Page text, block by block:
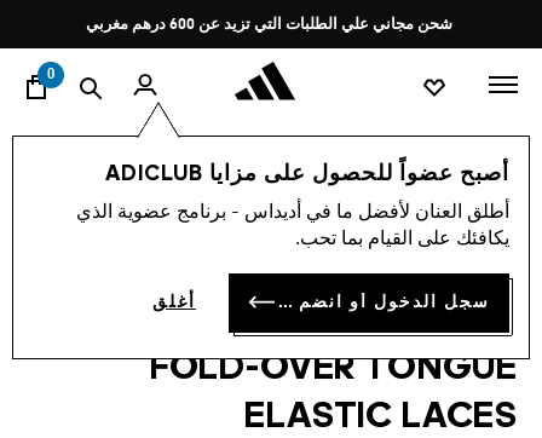
Pause
promotion
rotation
شحن مجاني علي الطلبات التي تزيد عن 600 درهم مغربي
0
أصبح عضواً للحصول على مزايا ADICLUB
أطلق العنان لأفضل ما في أديداس - برنامج عضوية الذي
يكافئك على القيام بما تحب.
سجل الدخول أو انضم الآن أغلق
الأطفال أحذية
متوسط
قيمة
5.0
5
نجوم.
Read
2
Reviews.
5.0 (2)
حذاء كرة قدم ملاعب الترتان
للأطفال PREDATOR CLUB
FOLD-OVER TONGUE
ELASTIC LACES